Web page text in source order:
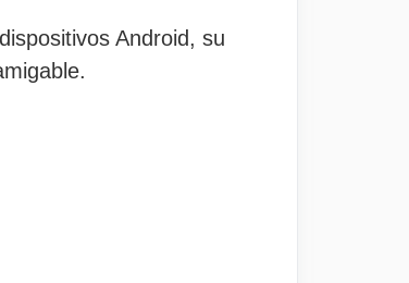
Android, su